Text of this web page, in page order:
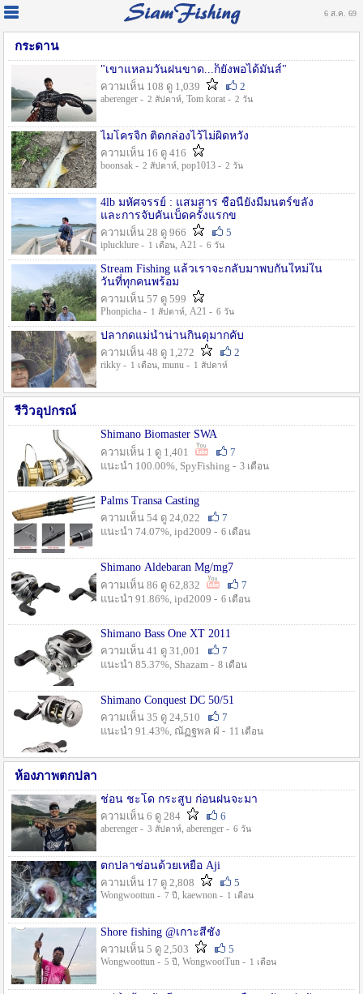
6 ส.ค. 69
กระดาน
"เขาแหลมวันฝนขาด...ก็ยังพอได้มันส์"
ความเห็น 108 ดู 1,039
2
aberenger - 2 สัปดาห์, Tom korat - 2 วัน
ไมโครจิ้ก ติดกล่องไว้ไม่ผิดหวัง
ความเห็น 16 ดู 416
boonsak - 2 สัปดาห์, pop1013 - 2 วัน
4lb มหัศจรรย์ : แสมสาร ชื่อนี้ยังมีมนตร์ขลัง
และการจับคันเบ็ดครั้งแรกข
ความเห็น 28 ดู 966
5
iplucklure - 1 เดือน, A21 - 6 วัน
Stream Fishing แล้วเราจะกลับมาพบกันใหม่ใน
วันที่ทุกคนพร้อม
ความเห็น 57 ดู 599
Phonpicha - 1 สัปดาห์, A21 - 6 วัน
ปลากดแม่น้ำน่านกินดุมากคับ
ความเห็น 48 ดู 1,272
2
rikky - 1 เดือน, munu - 1 สัปดาห์
รีวิวอุปกรณ์
Shimano Biomaster SWA
ความเห็น 1 ดู 1,401
7
แนะนำ 100.00%, SpyFishing - 3 เดือน
Palms Transa Casting
ความเห็น 54 ดู 24,022
7
แนะนำ 74.07%, ipd2009 - 6 เดือน
Shimano Aldebaran Mg/mg7
ความเห็น 86 ดู 62,832
7
แนะนำ 91.86%, ipd2009 - 6 เดือน
Shimano Bass One XT 2011
ความเห็น 41 ดู 31,001
7
แนะนำ 85.37%, Shazam - 8 เดือน
Shimano Conquest DC 50/51
ความเห็น 35 ดู 24,510
7
แนะนำ 91.43%, ณัฏฐพล ฝ่ - 11 เดือน
ห้องภาพตกปลา
ช่อน ชะโด กระสูบ ก่อนฝนจะมา
ความเห็น 6 ดู 284
6
aberenger - 3 สัปดาห์, aberenger - 6 วัน
ตกปลาช่อนด้วยเหยื่อ Aji
ความเห็น 17 ดู 2,808
5
Wongwoottun - 7 ปี , kaewnon - 1 เดือน
Shore fishing @เกาะสีชัง
ความเห็น 5 ดู 2,503
5
Wongwoottun - 5 ปี , WongwootTun - 1 เดือน